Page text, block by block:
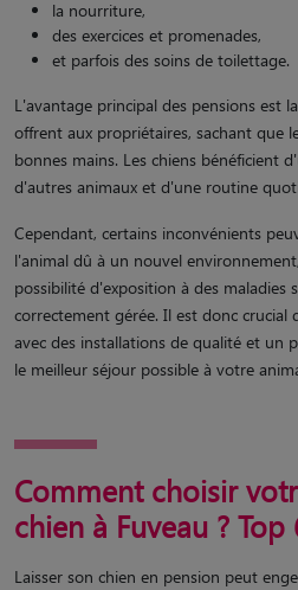
la nourriture,
des exercices et promenades,
et parfois des soins de toilettage.
L'avantage principal des pensions est
offrent aux propriétaires, sachant que
bonnes mains. Les chiens bénéficient
d'autres animaux et d'une routine
Cependant, certains inconvénients
l'animal dû à un nouvel
possibilité d'exposition à des maladies
correctement gérée. Il est donc crucial
avec des installations de qualité et un
le meilleur séjour possible à votre
Comment choisir
chien à Fuveau ? Top
Laisser son chien en pension peut